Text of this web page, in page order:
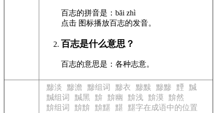
百志的拼音是：băi zhì
点击 图标播放百志的发音。
百志是什么意思？
百志的意思是：各种志意。
黪淡 黪澹 黪组词 黪衣 黪黩 黪黪 黫
黬
黬组词
黬黑 黭 黭幽 黭浅 黭漠
黭然
黭组词
黭黭 黭黮 黮
黮字在成语中的位置